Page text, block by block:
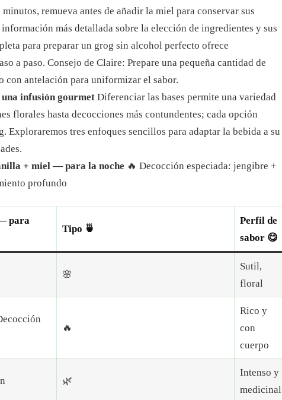
remueva antes de añadir la miel para conservar sus
más detallada sobre la elección de ingredientes y sus
para preparar un grog sin alcohol perfecto ofrece
a paso. Consejo de Claire: Prepare una pequeña cantidad de
con antelación para uniformizar el sabor.
infusión gourmet Diferenciar las bases permite una variedad
florales hasta decocciones más contundentes; cada opción
Exploraremos tres enfoques sencillos para adaptar la bebida a su
+ miel — para la noche 🔥 Decocción especiada: jengibre +
profundo
para
Tipo 🍵
Perfil de
sabor 😋
🌸
Sutil,
floral
🔥
Rico y
con
cuerpo
🌿
Intenso y
medicinal